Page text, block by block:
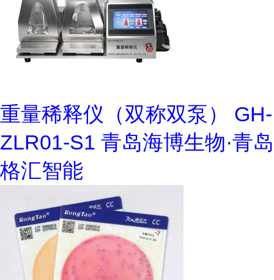
重量稀释仪（双称双泵） GH-
ZLR01-S1 青岛海博生物·青岛
格汇智能